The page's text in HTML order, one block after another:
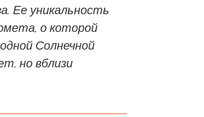
Ее уникальность
о которой
Солнечной
но вблизи